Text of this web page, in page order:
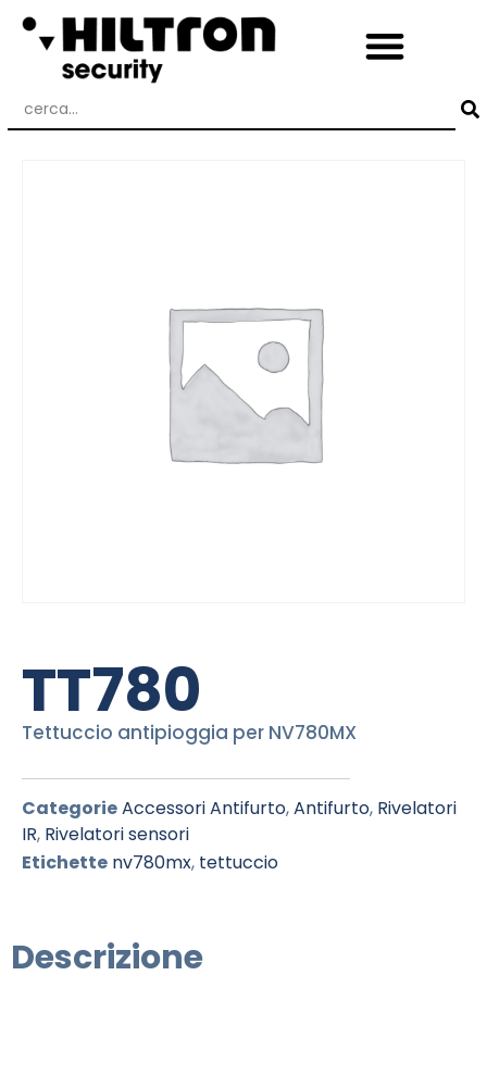
TT780
Tettuccio antipioggia per NV780MX
CategorieAccessori Antifurto,Antifurto, Rivelatori
IR, Rivelatori sensori
Etichette nv780mx, tettuccio
Descrizione